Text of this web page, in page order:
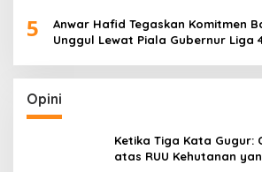
5
Anwar Hafid Tegaskan Komitmen
Unggul Lewat Piala Gubernur Liga
Opini
Ketika Tiga Kata Gugur:
atas RUU Kehutanan